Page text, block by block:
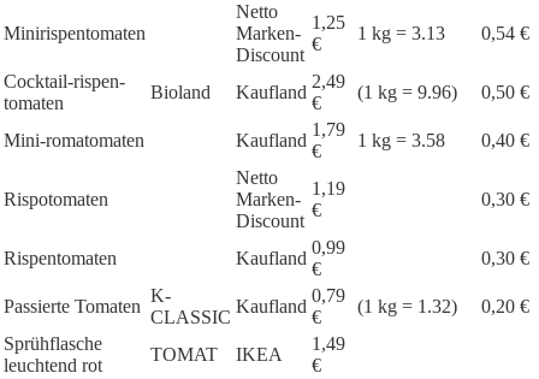
Minirispentomaten
Netto
Marken-
Discount
1,25
€
1 kg = 3.13 0,54 €
Cocktail-rispen-
tomaten
Bioland Kaufland
2,49
€
(1 kg = 9.96) 0,50 €
Mini-romatomaten Kaufland
1,79
€
1 kg = 3.58 0,40 €
Rispotomaten
Netto
Marken-
Discount
1,19
€
0,30 €
Rispentomaten Kaufland
0,99
€
0,30 €
Passierte Tomaten
K-
CLASSIC
Kaufland
0,79
€
(1 kg = 1.32)
0,20 €
Sprühflasche
leuchtend rot
TOMAT IKEA
1,49
€